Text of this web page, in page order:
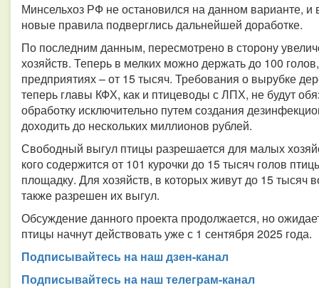
Минсельхоз РФ не остановился на данном варианте,
новые правила подверглись дальнейшей доработке.
По последним данным, пересмотрено в сторону
хозяйств. Теперь в мелких можно держать до 100
предприятиях – от 15 тысяч. Требования о вырубке
теперь главы КФХ, как и птицеводы с ЛПХ, не будут
обработку исключительно путем создания
доходить до нескольких миллионов рублей.
Свободный выгул птицы разрешается для малых
кого содержится от 101 курочки до 15 тысяч голов
площадку. Для хозяйств, в которых живут до 15 тысяч
также разрешен их выгул.
Обсуждение данного проекта продолжается, но
птицы начнут действовать уже с 1 сентября 2025 года.
Подписывайтесь на наш дзен-канал
Подписывайтесь на наш телеграм-канал